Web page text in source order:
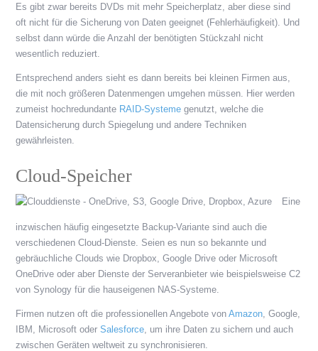
Es gibt zwar bereits DVDs mit mehr Speicherplatz, aber diese sind
oft nicht für die Sicherung von Daten geeignet (Fehlerhäufigkeit). Und
selbst dann würde die Anzahl der benötigten Stückzahl nicht
wesentlich reduziert.
Entsprechend anders sieht es dann bereits bei kleinen Firmen aus,
die mit noch größeren Datenmengen umgehen müssen. Hier werden
zumeist hochredundante RAID-Systeme genutzt, welche die
Datensicherung durch Spiegelung und andere Techniken
gewährleisten.
Cloud-Speicher
Eine
inzwischen häufig eingesetzte Backup-Variante sind auch die
verschiedenen Cloud-Dienste. Seien es nun so bekannte und
gebräuchliche Clouds wie Dropbox, Google Drive oder Microsoft
OneDrive oder aber Dienste der Serveranbieter wie beispielsweise C2
von Synology für die hauseigenen NAS-Systeme.
Firmen nutzen oft die professionellen Angebote vonAmazon , Google,
IBM, Microsoft oderSalesforce , um ihre Daten zu sichern und auch
zwischen Geräten weltweit zu synchronisieren.